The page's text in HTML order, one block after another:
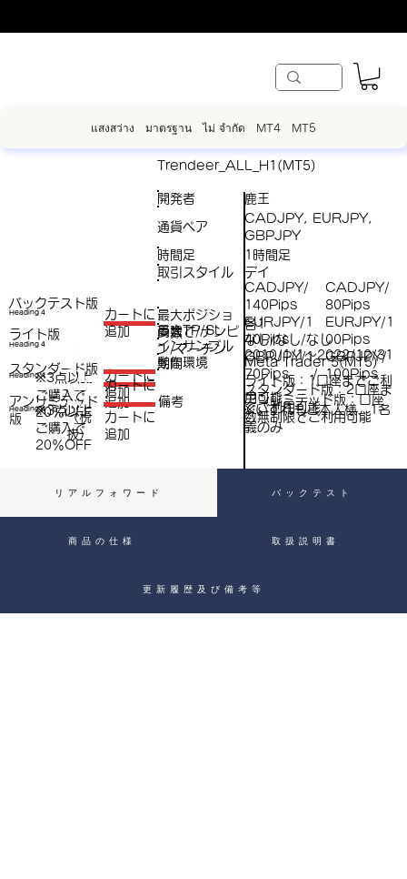
แสงสว่าง มาตรฐาน ไม่ จำกัด MT4 MT5
バックテスト版
スタンダード版
アンリミテッド
版
Trendeer_ALL_H1(MT5)
開発者 鹿王
最大ポジショ
ン数
各1
Heading 4
​カートに
追加
税
抜
）
Heading 4
​カートに
追加
Heading 4※3点以上
ご購入で​
20％OFF
（税
抜）
​カートに
追加
Heading 4
（税
抜）
※3点以上
ご購入で​
20％OFF
​カートに
追加
ライト版
通貨ペア
CADJPY, EURJPY,
GBPJPY
取引スタイル デイ
最大TP/SL
CADJPY/
140Pips
EURJPY/1
40Pips
GBPJPY/1
70Pips
/
CADJPY/
80Pips
EURJPY/1
00Pips
GBPJPY/
100Pips
両建て/ナンピ
ン/マーチン
なし/なし/なし
インサンプル
期間
2010/1/1～2022/12/31
動作環境 Meta Trader 5(MT5)
時間足 1時間足
備考
ライト版：1口座までご利
用可能
スタンダード版：2口座ま
でご利用可能
アンリミテッド版：口座
数無制限でご利用可能
※いずれもご本人様、1名
義のみ
リアルフォワード バックテスト
商品の仕様 取扱説明書
更新履歴及び備考等